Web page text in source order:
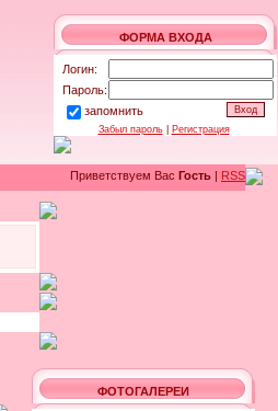
ФОРМА ВХОДА
Логин:
Пароль:
запомнить
Забыл пароль| Регистрация
Приветствуем Вас Гость | RSS
ФОТОГАЛЕРЕИ